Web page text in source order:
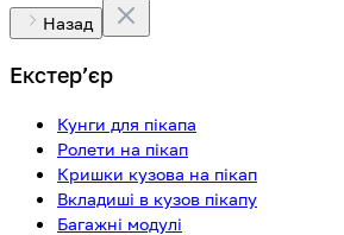
Назад
Екстерʼєр
Кунги для пікапа
Ролети на пікап
Кришки кузова на пікап
Вкладиші в кузов пікапу
Багажні модулі